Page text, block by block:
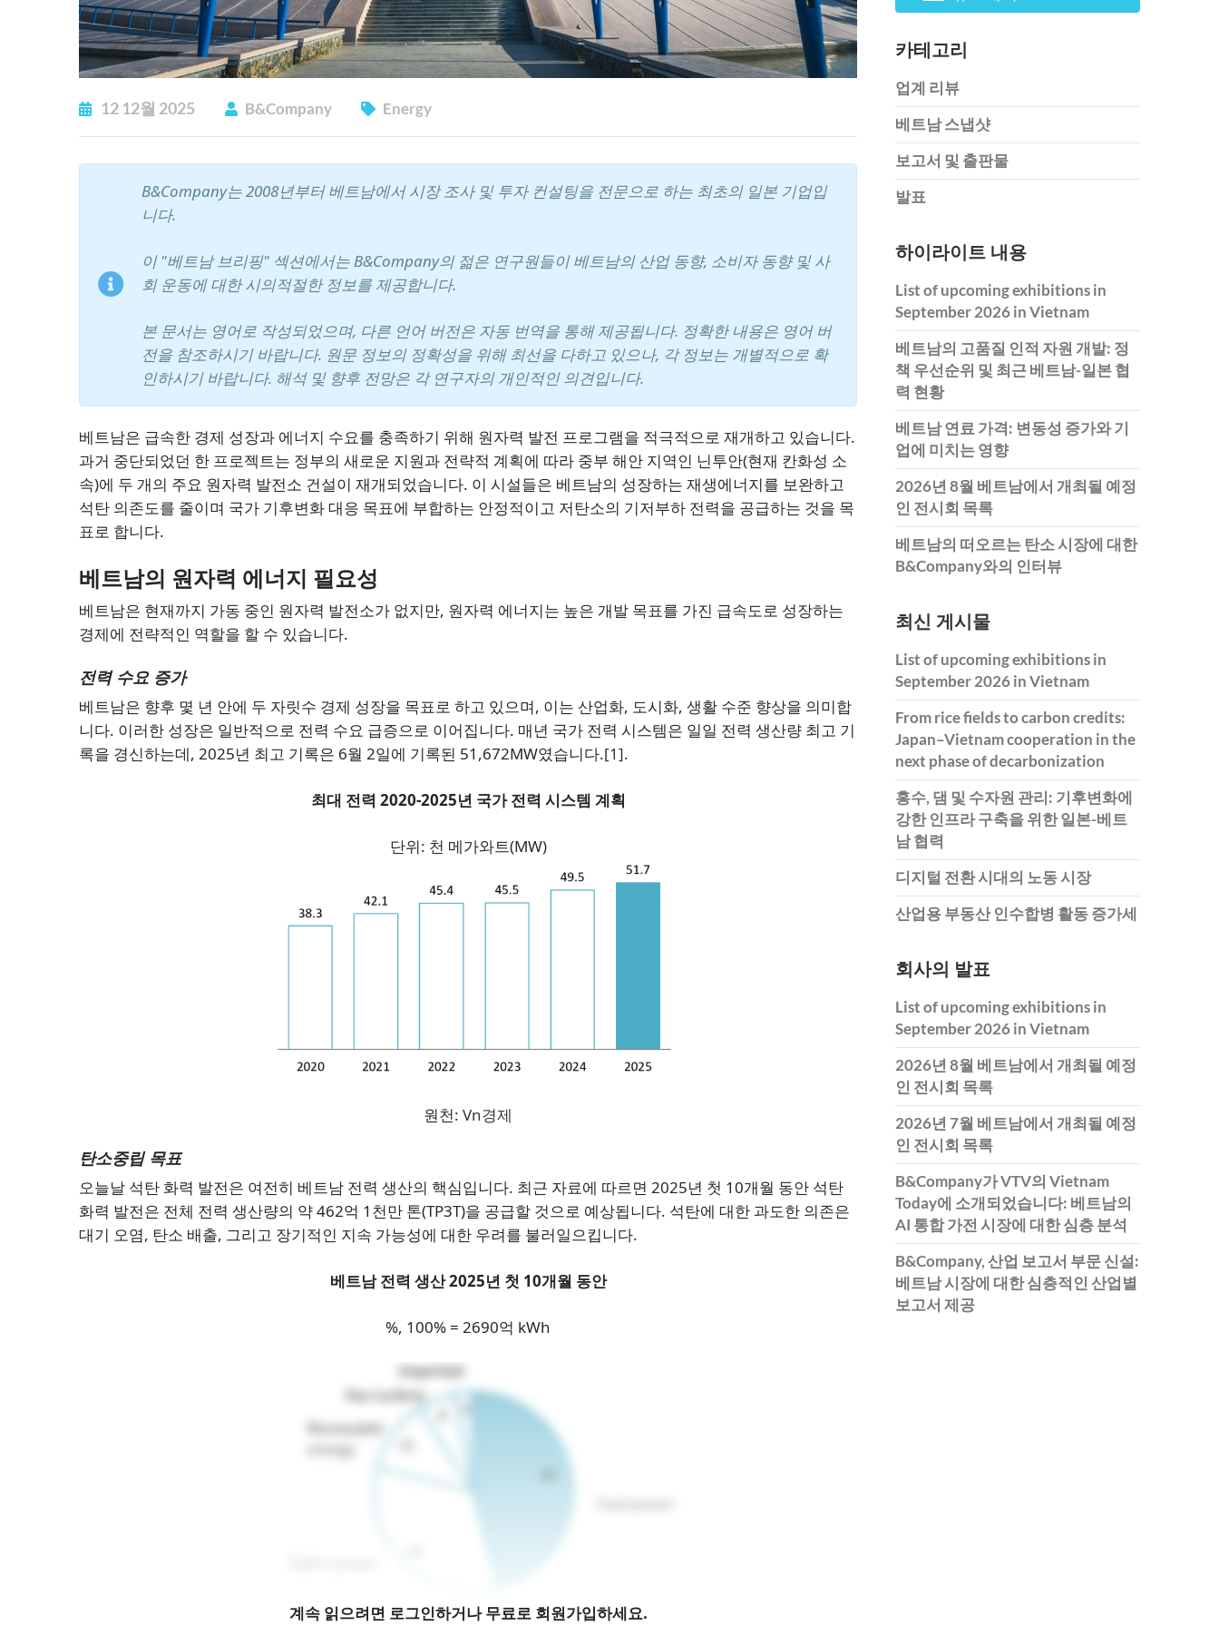
12 12월 2025 B&Company Energy
B&Company는 2008년부터 베트남에서 시장 조사 및 투자 컨설팅을 전문으로 하는 최초의 일본 기업입
니다.
이 "베트남 브리핑" 섹션에서는 B&Company의 젊은 연구원들이 베트남의 산업 동향, 소비자 동향 및 사
회 운동에 대한 시의적절한 정보를 제공합니다.
본 문서는 영어로 작성되었으며, 다른 언어 버전은 자동 번역을 통해 제공됩니다. 정확한 내용은 영어 버
전을 참조하시기 바랍니다. 원문 정보의 정확성을 위해 최선을 다하고 있으나, 각 정보는 개별적으로 확
인하시기 바랍니다. 해석 및 향후 전망은 각 연구자의 개인적인 의견입니다.
베트남은 급속한 경제 성장과 에너지 수요를 충족하기 위해 원자력 발전 프로그램을 적극적으로 재개하고 있습니다.
과거 중단되었던 한 프로젝트는 정부의 새로운 지원과 전략적 계획에 따라 중부 해안 지역인 닌투안(현재 칸화성 소
속)에 두 개의 주요 원자력 발전소 건설이 재개되었습니다. 이 시설들은 베트남의 성장하는 재생에너지를 보완하고
석탄 의존도를 줄이며 국가 기후변화 대응 목표에 부합하는 안정적이고 저탄소의 기저부하 전력을 공급하는 것을 목
표로 합니다.
베트남의 원자력 에너지 필요성
베트남은 현재까지 가동 중인 원자력 발전소가 없지만, 원자력 에너지는 높은 개발 목표를 가진 급속도로 성장하는
경제에 전략적인 역할을 할 수 있습니다.
전력 수요 증가
베트남은 향후 몇 년 안에 두 자릿수 경제 성장을 목표로 하고 있으며, 이는 산업화, 도시화, 생활 수준 향상을 의미합
니다. 이러한 성장은 일반적으로 전력 수요 급증으로 이어집니다. 매년 국가 전력 시스템은 일일 전력 생산량 최고 기
록을 경신하는데, 2025년 최고 기록은 6월 2일에 기록된 51,672MW였습니다.[1].
최대 전력 2020-2025년 국가 전력 시스템 계획
단위: 천 메가와트(MW)
원천: Vn경제
탄소중립 목표
오늘날 석탄 화력 발전은 여전히 베트남 전력 생산의 핵심입니다. 최근 자료에 따르면 2025년 첫 10개월 동안 석탄
화력 발전은 전체 전력 생산량의 약 462억 1천만 톤(TP3T)을 공급할 것으로 예상됩니다. 석탄에 대한 과도한 의존은
대기 오염, 탄소 배출, 그리고 장기적인 지속 가능성에 대한 우려를 불러일으킵니다.
베트남 전력 생산2025년 첫 10개월 동안
%, 100% = 2690억 kWh
계속 읽으려면 로그인하거나 무료로 회원가입하세요.
카테고리
업계 리뷰
베트남 스냅샷
보고서 및 출판물
발표
하이라이트 내용
List of upcoming exhibitions in
September 2026 in Vietnam
베트남의 고품질 인적 자원 개발: 정
책 우선순위 및 최근 베트남-일본 협
력 현황
베트남 연료 가격: 변동성 증가와 기
업에 미치는 영향
2026년 8월 베트남에서 개최될 예정
인 전시회 목록
베트남의 떠오르는 탄소 시장에 대한
B&Company와의 인터뷰
최신 게시물
List of upcoming exhibitions in
September 2026 in Vietnam
From rice fields to carbon credits:
Japan–Vietnam cooperation in the
next phase of decarbonization
홍수, 댐 및 수자원 관리: 기후변화에
강한 인프라 구축을 위한 일본-베트
남 협력
디지털 전환 시대의 노동 시장
산업용 부동산 인수합병 활동 증가세
회사의 발표
List of upcoming exhibitions in
September 2026 in Vietnam
2026년 8월 베트남에서 개최될 예정
인 전시회 목록
2026년 7월 베트남에서 개최될 예정
인 전시회 목록
B&Company가 VTV의 Vietnam
Today에 소개되었습니다: 베트남의
AI 통합 가전 시장에 대한 심층 분석
B&Company, 산업 보고서 부문 신설:
베트남 시장에 대한 심층적인 산업별
보고서 제공